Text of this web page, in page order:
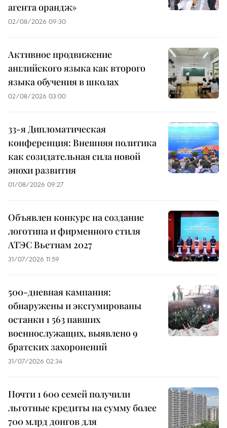
агента орандж»
02/08/2026 09:30
Активное продвижение
английского языка как второго
языка обучения в школах
02/08/2026 03:00
33-я Дипломатическая
конференция: Внешняя политика
как созидательная сила новой
эпохи развития
01/08/2026 09:27
Объявлен конкурс на создание
логотипа и фирменного стиля
АТЭС Вьетнам 2027
31/07/2026 11:59
500-дневная кампания:
обнаружены и эксгумированы
останки 1 563 павших
военнослужащих, выявлено 9
братских захоронений
31/07/2026 02:34
Почти 1 600 семей получили
льготные кредиты на сумму более
700 млрд донгов для